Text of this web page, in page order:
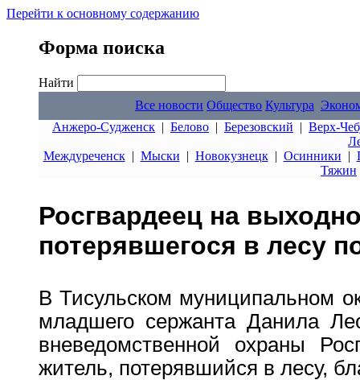
Перейти к основному содержанию
Форма поиска
Найти
Все новости Общество Культура
Анжеро-Судженск | Белово | Березовский | Верх-
Междуреченск| Мыски | Новокузнецк| Осинники |
Тяжин
Росгвардеец на
потерявшегося в лесу
В Тисульском муниципальном
младшего сержанта Данила
вневедомственной охраны
житель, потерявшийся в лесу,